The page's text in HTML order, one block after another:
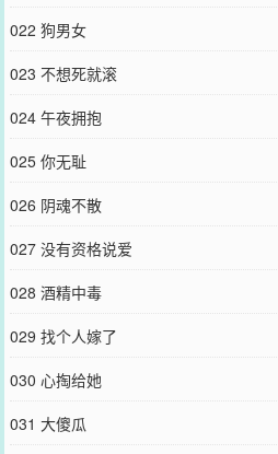
022 狗男女
023 不想死就滚
024 午夜拥抱
025 你无耻
026 阴魂不散
027 没有资格说爱
028 酒精中毒
029 找个人嫁了
030 心掏给她
031 大傻瓜